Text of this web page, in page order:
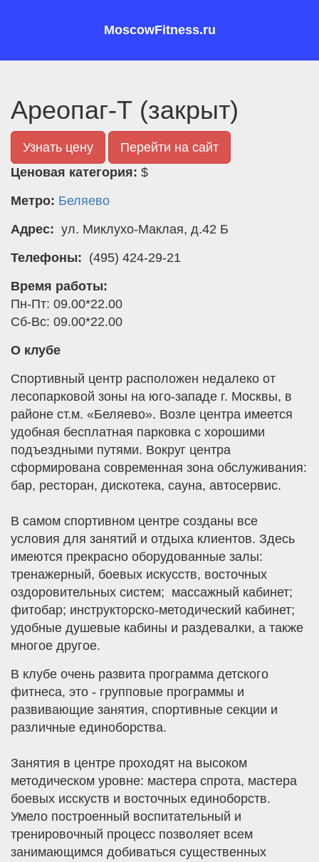
MoscowFitness.ru
Ареопаг-Т (закрыт)
Узнать цену
Перейти на сайт
Ценовая категория: $
Метро: Беляево
Адрес: ул. Миклухо-Маклая, д.42 Б
Телефоны: (495) 424-29-21
Время работы:
Пн-Пт: 09.00*22.00
Сб-Вс: 09.00*22.00
О клубе
Спортивный центр расположен недалеко от
лесопарковой зоны на юго-западе г. Москвы, в
районе ст.м. «Беляево». Возле центра имеется
удобная бесплатная парковка с хорошими
подъездными путями. Вокруг центра
сформирована современная зона обслуживания:
бар, ресторан, дискотека, сауна, автосервис.
В самом спортивном центре созданы все
условия для занятий и отдыха клиентов. Здесь
имеются прекрасно оборудованные залы:
тренажерный, боевых искусств, восточных
оздоровительных систем; массажный кабинет;
фитобар; инструкторско-методический кабинет;
удобные душевые кабины и раздевалки, а также
многое другое.
В клубе очень развита программа детского
фитнеса, это - групповые программы и
развивающие занятия, спортивные секции и
различные единоборства.
Занятия в центре проходят на высоком
методическом уровне: мастера спрота, мастера
боевых исскуств и восточных единоборств.
Умело построенный воспитательный и
тренировочный процесс позволяет всем
занимающимся добиваться существенных